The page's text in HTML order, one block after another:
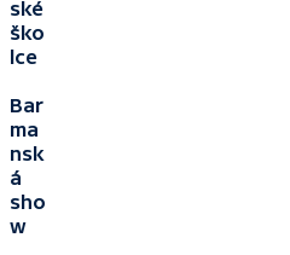
ské
ško
lce
Bar
ma
nsk
á
sho
w